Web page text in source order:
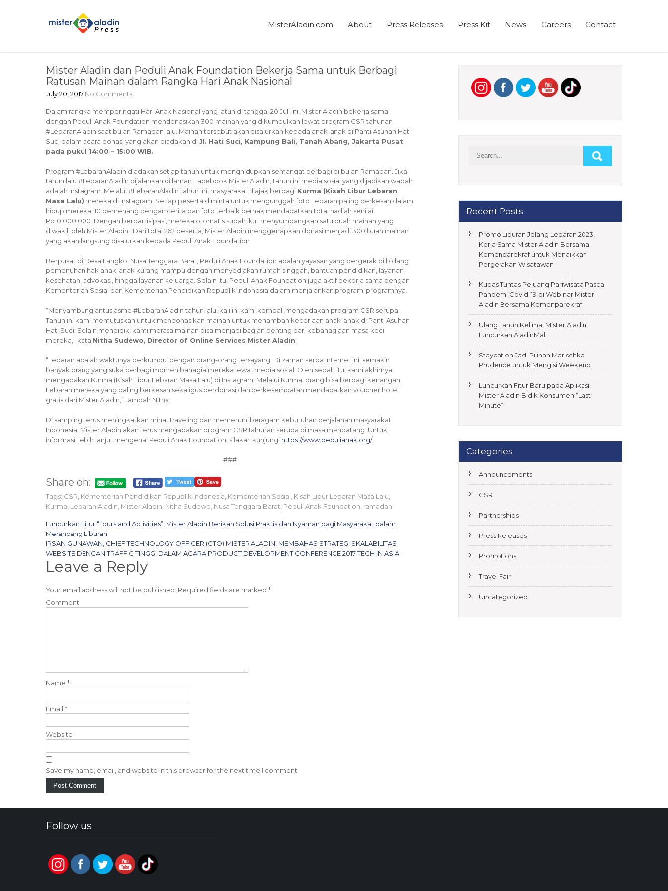
MisterAladin.com About Press Releases Press Kit News Careers Contact
Mister Aladin dan Peduli Anak Foundation Bekerja Sama untuk Berbagi
Ratusan Mainan dalam Rangka Hari Anak Nasional
July 20, 2017 No Comments
Dalam rangka memperingati Hari Anak Nasional yang jatuh di tanggal 20 Juli ini, Mister Aladin bekerja sama
dengan Peduli Anak Foundation mendonasikan 300 mainan yang dikumpulkan lewat program CSR tahunan
#LebaranAladin saat bulan Ramadan lalu. Mainan tersebut akan disalurkan kepada anak-anak di Panti Asuhan Hati
Suci dalam acara donasi yang akan diadakan diJl. Hati Suci, Kampung Bali, Tanah Abang, Jakarta Pusat
pada pukul 14:00 – 15:00 WIB.
Program #LebaranAladin diadakan setiap tahun untuk menghidupkan semangat berbagi di bulan Ramadan. Jika
tahun lalu #LebaranAladin dijalankan di laman Facebook Mister Aladin, tahun ini media sosial yang dijadikan wadah
adalah Instagram. Melalui #LebaranAladin tahun ini, masyarakat diajak berbagi Kurma (Kisah Libur Lebaran
Masa Lalu) mereka di Instagram. Setiap peserta diminta untuk mengunggah foto Lebaran paling berkesan dalam
hidup mereka. 10 pemenang dengan cerita dan foto terbaik berhak mendapatkan total hadiah senilai
Rp10.000.000. Dengan berpartisipasi, mereka otomatis sudah ikut menyumbangkan satu buah mainan yang
diwakili oleh Mister Aladin. Dari total 262 peserta, Mister Aladin menggenapkan donasi menjadi 300 buah mainan
yang akan langsung disalurkan kepada Peduli Anak Foundation.
Berpusat di Desa Langko, Nusa Tenggara Barat, Peduli Anak Foundation adalah yayasan yang bergerak di bidang
pemenuhan hak anak-anak kurang mampu dengan menyediakan rumah singgah, bantuan pendidikan, layanan
kesehatan, advokasi, hingga layanan keluarga. Selain itu, Peduli Anak Foundation juga aktif bekerja sama dengan
Kementerian Sosial dan Kementerian Pendidikan Republik Indonesia dalam menjalankan program-programnya.
“Menyambung antusiasme #LebaranAladin tahun lalu, kali ini kami kembali mengadakan program CSR serupa.
Tahun ini kami memutuskan untuk mendonasikan mainan untuk menambah keceriaan anak-anak di Panti Asuhan
Hati Suci. Selain mendidik, kami merasa mainan bisa menjadi bagian penting dari kebahagiaan masa kecil
mereka,” kata Nitha Sudewo, Director of Online Services Mister Aladin
“Lebaran adalah waktunya berkumpul dengan orang-orang tersayang. Di zaman serba Internet ini, semakin
banyak orang yang suka berbagi momen bahagia mereka lewat media sosial. Oleh sebab itu, kami akhirnya
mengadakan Kurma (Kisah Libur Lebaran Masa Lalu) di Instagram. Melalui Kurma, orang bisa berbagi kenangan
Lebaran mereka yang paling berkesan sekaligus berdonasi dan berkesempatan mendapatkan voucher hotel
gratis dari Mister Aladin,” tambah Nitha.
Di samping terus meningkatkan minat traveling dan memenuhi beragam kebutuhan perjalanan masyarakat
Indonesia, Mister Aladin akan terus mengadakan program CSR tahunan serupa di masa mendatang. Untuk
informasi lebih lanjut mengenai Peduli Anak Foundation, silakan kunjungi https://www.pedulianak.org/.
###
Share on:
Tags: CSR Kementerian Pendidikan Republik Indonesia Kementerian Sosial Kisah Libur Lebaran Masa Lalu
Kurma Lebaran Aladin Mister Aladin Nitha Sudewo Nusa Tenggara Barat Peduli Anak Foundation ramadan
P
o
s
t
n
a
a
t
i
o
n
Luncurkan Fitur “Tours and Activities”, Mister Aladin Berikan Solusi Praktis dan Nyaman bagi Masyarakat dalam
Merancang Liburan
IRSAN GUNAWAN, CHIEF TECHNOLOGY OFFICER (CTO) MISTER ALADIN, MEMBAHAS STRATEGI SKALABILITAS
WEBSITE DENGAN TRAFFIC TINGGI DALAM ACARA PRODUCT DEVELOPMENT CONFERENCE 2017 TECH IN ASIA
Leave a Reply
Your email address will not be published. Required fields are marked *
Comment
Name *
Email *
Website
Save my name, email, and website in this browser for the next time I comment.
Recent Posts
Promo Liburan Jelang Lebaran 2023,
Kerja Sama Mister Aladin Bersama
Kemenparekraf untuk Menaikkan
Pergerakan Wisatawan
Kupas Tuntas Peluang Pariwisata Pasca
Pandemi Covid-19 di Webinar Mister
Aladin Bersama Kemenparekraf
Ulang Tahun Kelima, Mister Aladin
Luncurkan AladinMall
Staycation Jadi Pilihan Marischka
Prudence untuk Mengisi Weekend
Luncurkan Fitur Baru pada Aplikasi,
Mister Aladin Bidik Konsumen “Last
Minute”
Categories
Announcements
CSR
Partnerships
Press Releases
Promotions
Travel Fair
Uncategorized
Follow us